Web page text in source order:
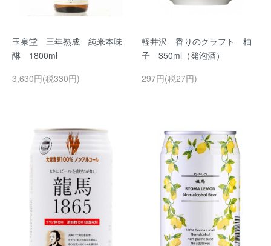
玉泉堂 三年熟成 純米本味
醂 1800ml
3,630円(税330円)
軽井沢 香りのクラフト 柚
子 350ml（発泡酒）
297円(税27円)